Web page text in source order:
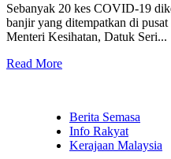
Sebanyak 20 kes COVID-19
banjir yang ditempatkan di pusat
Menteri Kesihatan, Datuk Seri...
Read More
Berita Semasa
Info Rakyat
Kerajaan Malaysia